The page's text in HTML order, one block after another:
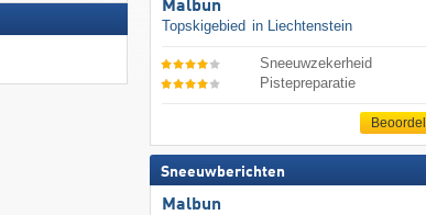
Malbun
Topskigebied in Liechtenstein
Sneeuwzekerheid
Pistepreparatie
Sneeuwberichten
Malbun